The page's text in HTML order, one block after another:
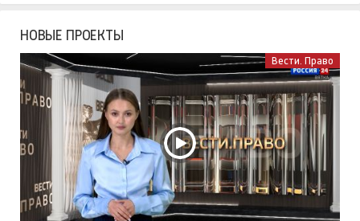
НОВЫЕ ПРОЕКТЫ
Вести. Право